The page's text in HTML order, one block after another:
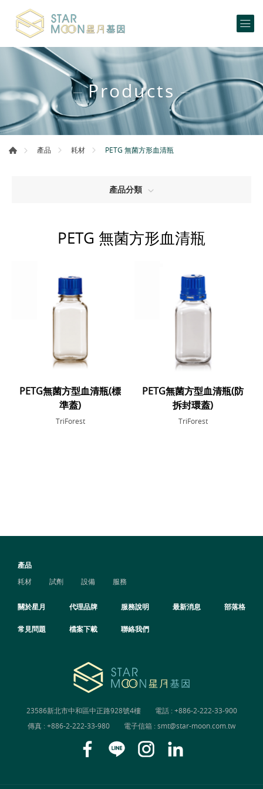
Products
產品 耗材 PETG 無菌方形血清瓶
產品分類
PETG 無菌方形血清瓶
PETG無菌方型血清瓶(標
準蓋)
TriForest
PETG無菌方型血清瓶(防
拆封環蓋)
TriForest
產品
耗材
試劑 設備 服務
關於星月 代理品牌 服務說明 最新消息 部落格
常見問題 檔案下載 聯絡我們
23586新北市中和區中正路928號4樓 電話 :+886-2-222-33-900
傳真 : +886-2-222-33-980
電子信箱 :smt@star-moon.com.tw